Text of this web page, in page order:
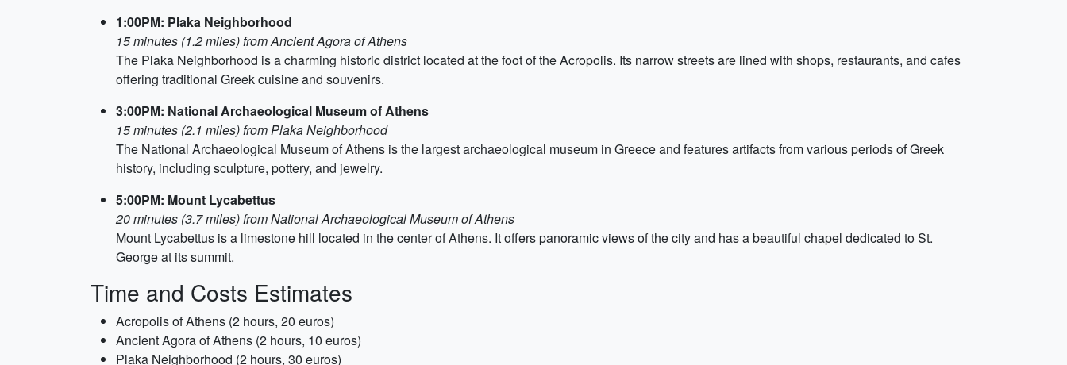
1:00PM: Plaka Neighborhood
15 minutes (1.2 miles) from Ancient Agora of Athens
The Plaka Neighborhood is a charming historic district located at the foot of the Acropolis. Its narrow streets are lined with shops, restaurants, and cafes
offering traditional Greek cuisine and souvenirs.
3:00PM: National Archaeological Museum of Athens
15 minutes (2.1 miles) from Plaka Neighborhood
The National Archaeological Museum of Athens is the largest archaeological museum in Greece and features artifacts from various periods of Greek
history, including sculpture, pottery, and jewelry.
5:00PM: Mount Lycabettus
20 minutes (3.7 miles) from National Archaeological Museum of Athens
Mount Lycabettus is a limestone hill located in the center of Athens. It offers panoramic views of the city and has a beautiful chapel dedicated to St.
George at its summit.
Time and Costs Estimates
Acropolis of Athens (2 hours, 20 euros)
Ancient Agora of Athens (2 hours, 10 euros)
Plaka Neighborhood (2 hours, 30 euros)